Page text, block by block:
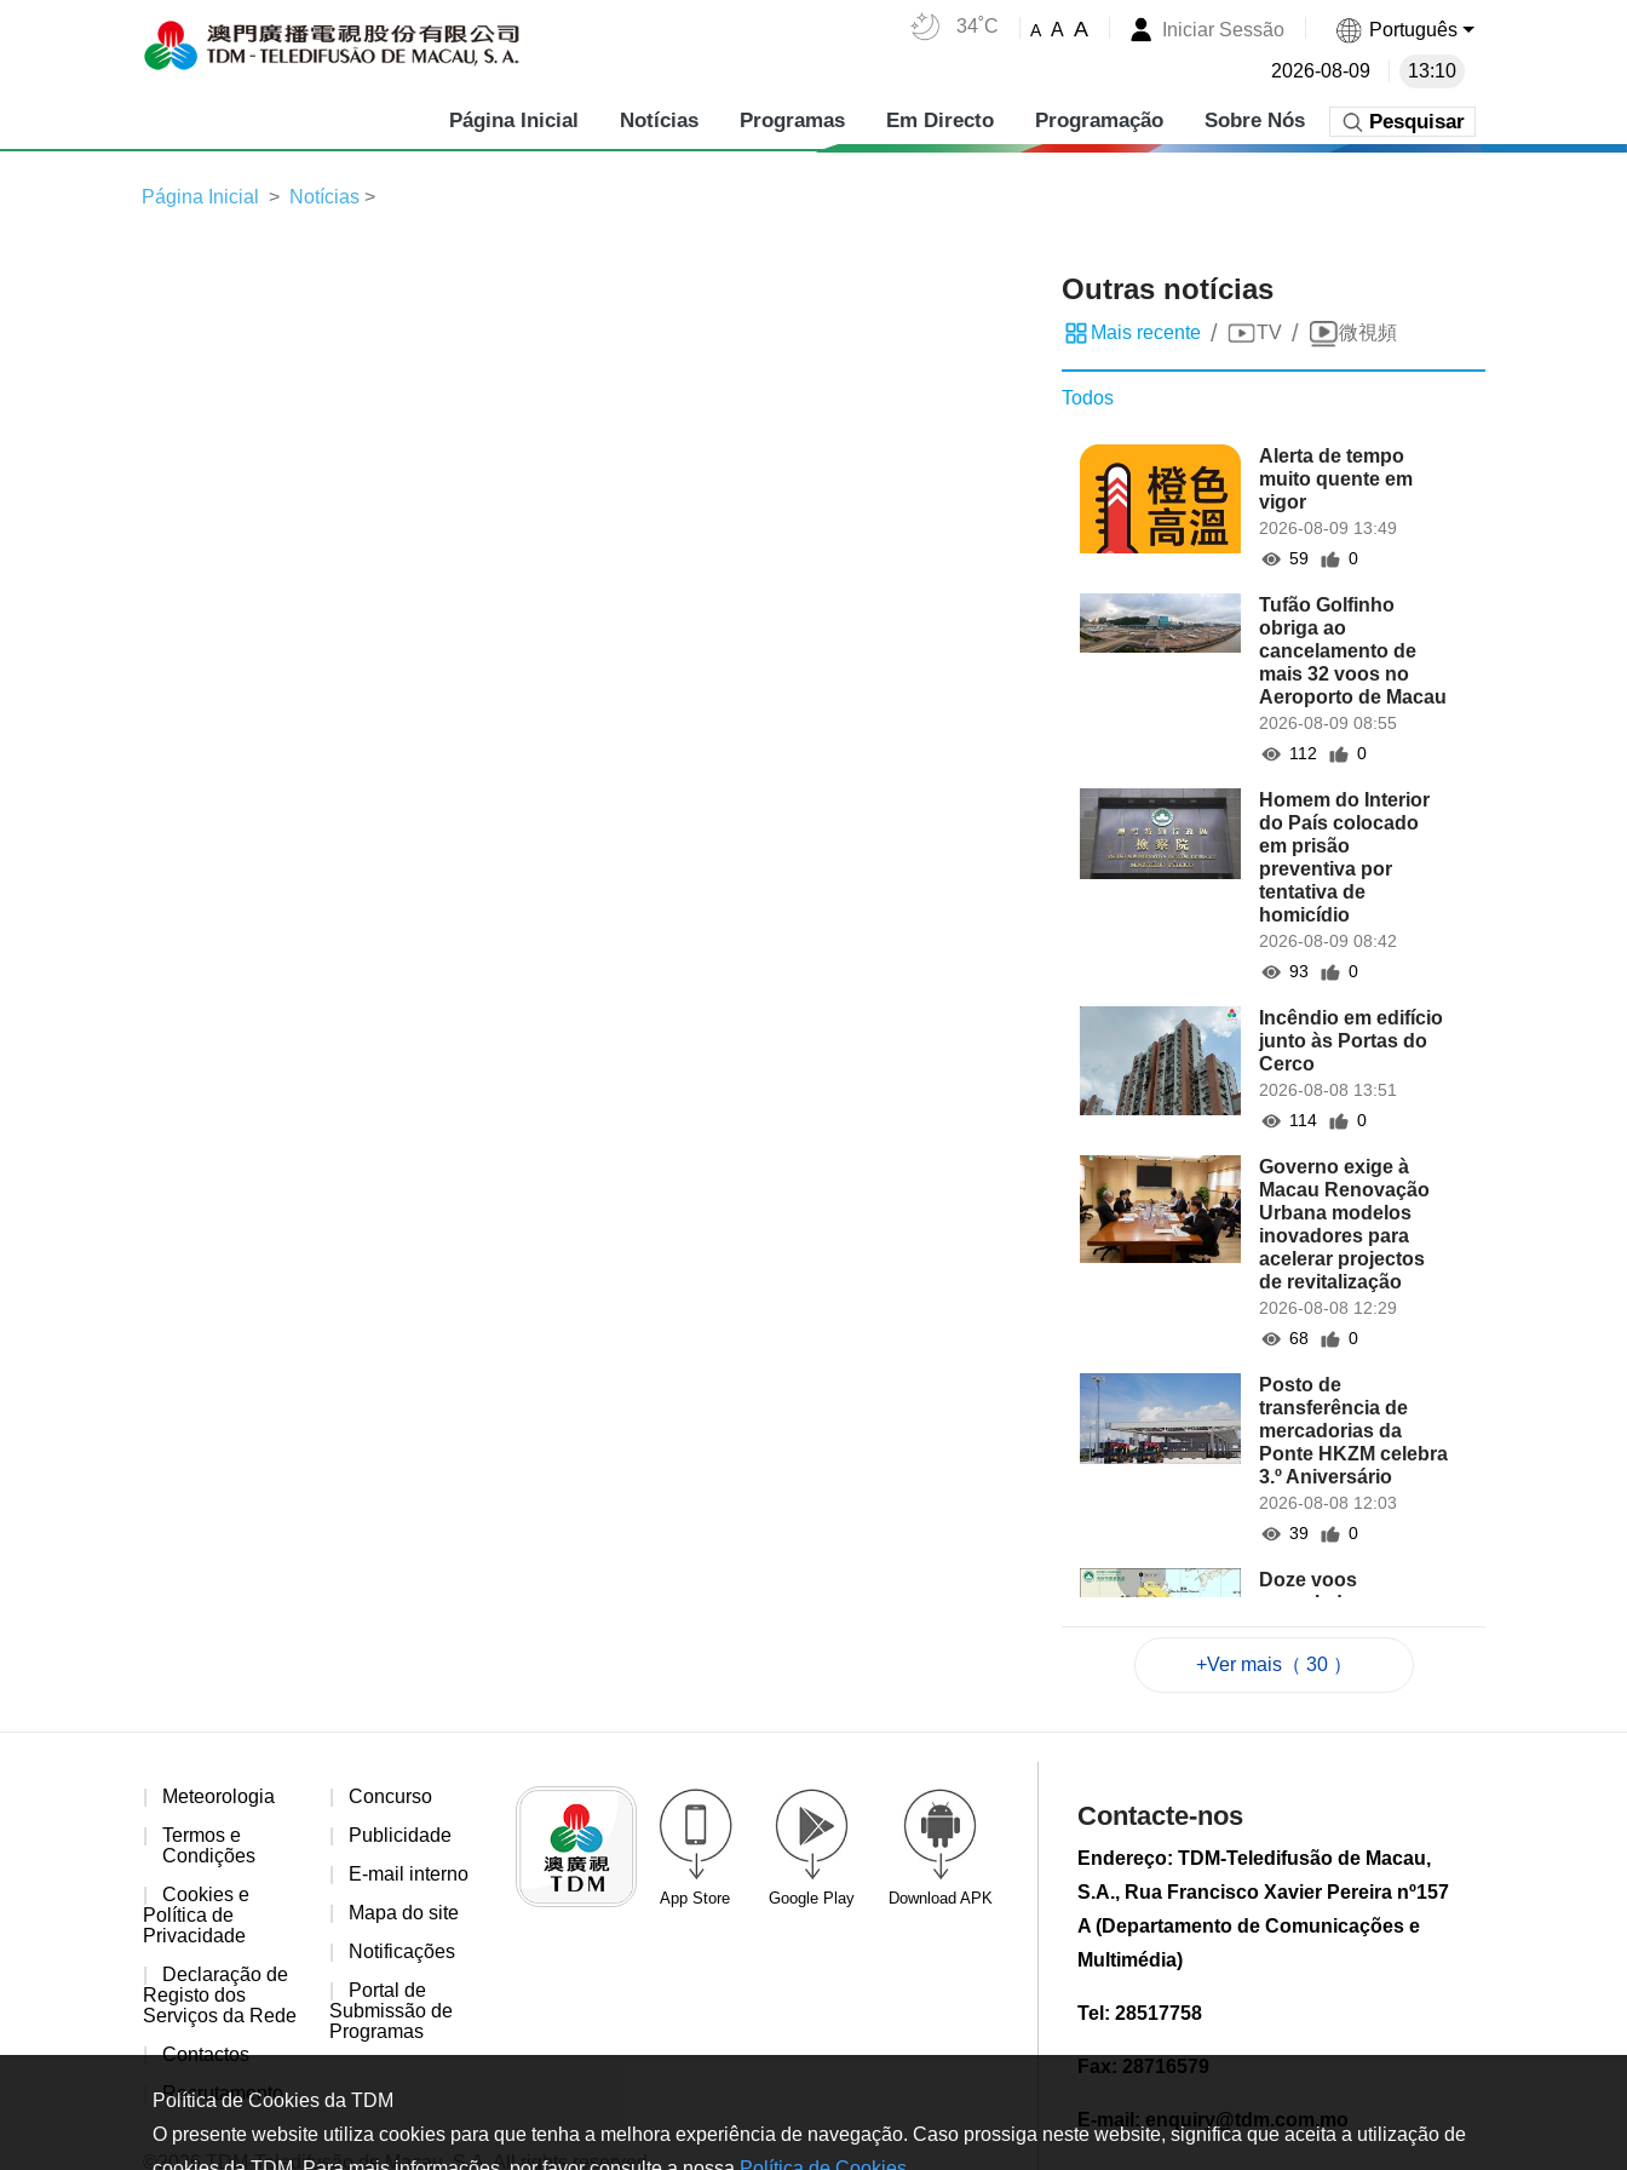
34˚C A A A Iniciar Sessão Português
2026-08-09 13:10
Página Inicial Notícias Programas Em Directo Programação Sobre Nós Pesquisar
Página Inicial Notícias >
Outras notícias
Mais recente / TV / 微視頻
Todos
Alerta de tempo
muito quente em
vigor
2026-08-09 13:49
59
0
Tufão Golfinho
obriga ao
cancelamento de
mais 32 voos no
Aeroporto de Macau
2026-08-09 08:55
112
0
Homem do Interior
do País colocado
em prisão
preventiva por
tentativa de
homicídio
2026-08-09 08:42
93
0
Incêndio em edifício
junto às Portas do
Cerco
2026-08-08 13:51
114
0
Governo exige à
Macau Renovação
Urbana modelos
inovadores para
acelerar projectos
de revitalização
2026-08-08 12:29
68
0
Posto de
transferência de
mercadorias da
Ponte HKZM celebra
3.º Aniversário
2026-08-08 12:03
39
0
Doze voos
cancelados no
tempestade
de isenção de taxas
para voos afectados
2026-08-08 08:56
de 2026
121
+Ver mais（ 30 ）
Meteorologia
Termos e
Condições
Cookies e
Política de
Privacidade
Declaração de
Registo dos
Serviços da Rede
Contactos
Recrutamento
Concurso
Publicidade
E-mail interno
Mapa do site
Notificações
Portal de
Submissão de
Programas
App Store Google Play Download APK
©2026 TDM-Teledifusão de Macau, S.A. All rights reserved
Contacte-nos
Endereço: TDM-Teledifusão de Macau,
S.A., Rua Francisco Xavier Pereira nº157
A (Departamento de Comunicações e
Multimédia)
Tel: 28517758
Fax: 28716579
E-mail: enquiry@tdm.com.mo
Política de Cookies da TDM
O presente website utiliza cookies para que tenha a melhora experiência de navegação. Caso prossiga neste website, significa que aceita a utilização de